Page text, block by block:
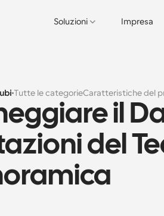
Soluzioni Impresa
Tutte le categorieCaratteristiche del
il
del